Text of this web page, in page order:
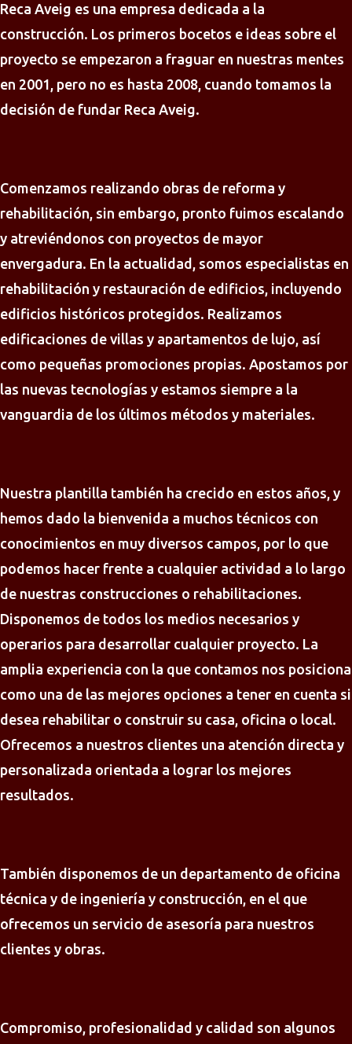
Reca Aveig es una empresa dedicada a la
construcción. Los primeros bocetos e ideas sobre el
proyecto se empezaron a fraguar en nuestras mentes
en 2001, pero no es hasta 2008, cuando tomamos la
decisión de fundar Reca Aveig.
Comenzamos realizando obras de reforma y
rehabilitación, sin embargo, pronto fuimos escalando
y atreviéndonos con proyectos de mayor
envergadura. En la actualidad, somos especialistas en
rehabilitación y restauración de edificios, incluyendo
edificios históricos protegidos. Realizamos
edificaciones de villas y apartamentos de lujo, así
como pequeñas promociones propias. Apostamos por
las nuevas tecnologías y estamos siempre a la
vanguardia de los últimos métodos y materiales.
Nuestra plantilla también ha crecido en estos años, y
hemos dado la bienvenida a muchos técnicos con
conocimientos en muy diversos campos, por lo que
podemos hacer frente a cualquier actividad a lo largo
de nuestras construcciones o rehabilitaciones.
Disponemos de todos los medios necesarios y
operarios para desarrollar cualquier proyecto. La
amplia experiencia con la que contamos nos posiciona
como una de las mejores opciones a tener en cuenta si
desea rehabilitar o construir su casa, oficina o local.
Ofrecemos a nuestros clientes una atención directa y
personalizada orientada a lograr los mejores
resultados.
También disponemos de un departamento de oficina
técnica y de ingeniería y construcción, en el que
ofrecemos un servicio de asesoría para nuestros
clientes y obras.
Compromiso, profesionalidad y calidad son algunos